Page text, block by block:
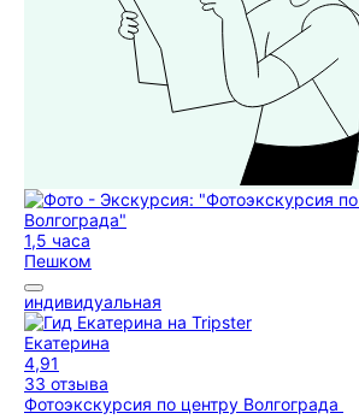
1,5 часа
Пешком
индивидуальная
Екатерина
4,91
33 отзыва
Фотоэкскурсия по центру Волгограда